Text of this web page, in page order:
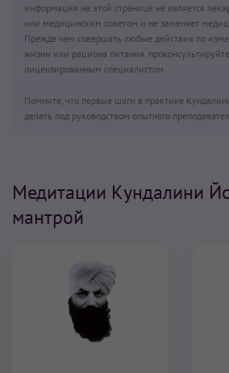
информация на этой странице не является
или медицинским советом и не заменяет
Прежде чем совершать любые действия по
жизни или рациона питания,
лицензированным специалистом.
Помните, что первые шаги в практике
делать под руководством опытного
Медитации Кундалини
мантрой